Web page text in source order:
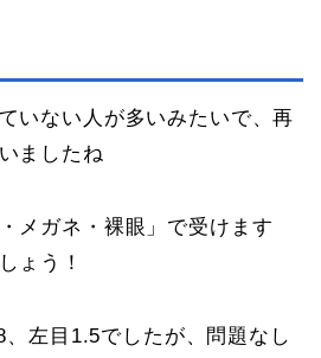
いない人が多いみたいで、再
ましたね
メガネ・裸眼」で受けます
ょう！
左目1.5でしたが、問題なし